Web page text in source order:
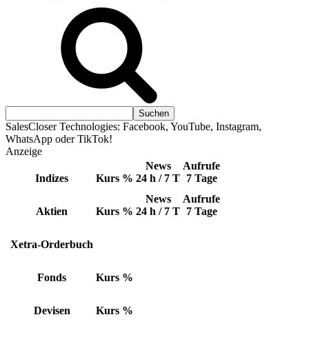
SalesCloser Technologies: Facebook, YouTube, Instagram,
WhatsApp oder TikTok!
Anzeige
Indizes Kurs %
News
24 h / 7 T
Aufrufe
7 Tage
Aktien Kurs %
News
24 h / 7 T
Aufrufe
7 Tage
Xetra-Orderbuch
Fonds Kurs %
Devisen Kurs %